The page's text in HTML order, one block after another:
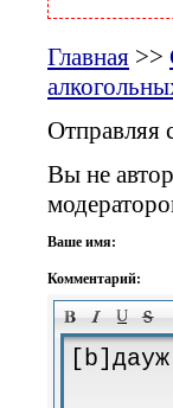
Главная >>
Отправляя
Вы не
Ваше имя:
Комментарий: